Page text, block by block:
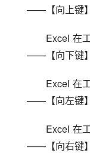
——【向上键】
Excel 在
——【向下键】
Excel 在
——【向左键】
Excel 在
——【向右键】